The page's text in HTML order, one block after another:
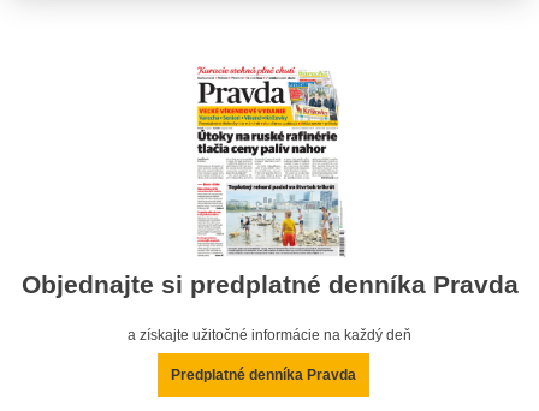
Objednajte si predplatné denníka Pravda
a získajte užitočné informácie na každý deň
Predplatné denníka Pravda